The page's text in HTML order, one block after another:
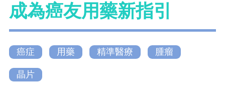
成為癌友用藥新指引
癌症 用藥 精準醫療 腫瘤
晶片